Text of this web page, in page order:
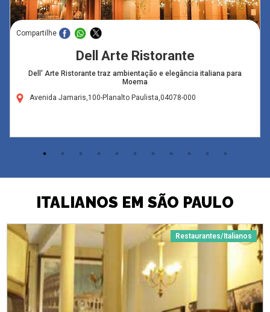
Compartilhe
Dell Arte Ristorante
Dell' Arte Ristorante traz ambientação e elegância italiana para
Moema
Avenida Jamaris,100-Planalto Paulista,04078-000
ITALIANOS EM SÃO PAULO
Restaurantes/Italianos